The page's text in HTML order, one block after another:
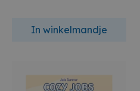
In winkelmandje